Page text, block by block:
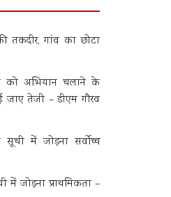
तकदीर, गांव का छोटा
को अभियान चलाने के
जाए तेजी – डीएम गौरव
सूची में जोड़ना सर्वोच्च
में जोड़ना प्राथमिकता –